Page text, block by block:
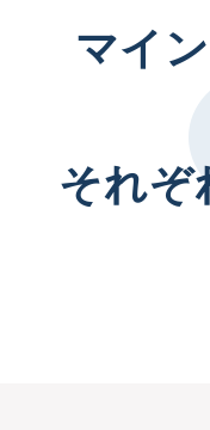
マイ
それぞ